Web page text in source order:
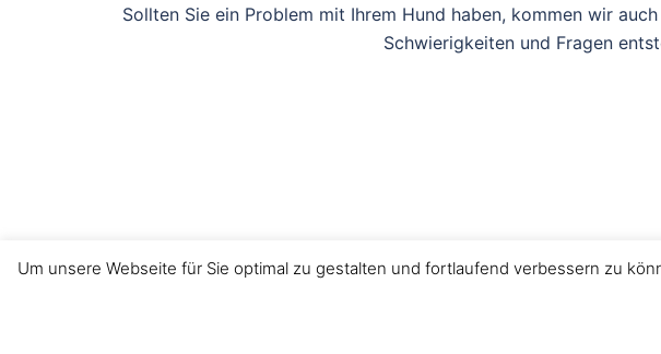
Sollten Sie ein Problem mit Ihrem Hund haben, kommen wir
Schwierigkeiten und Fragen
Um unsere Webseite für Sie optimal zu gestalten und fortlaufend verbessern zu